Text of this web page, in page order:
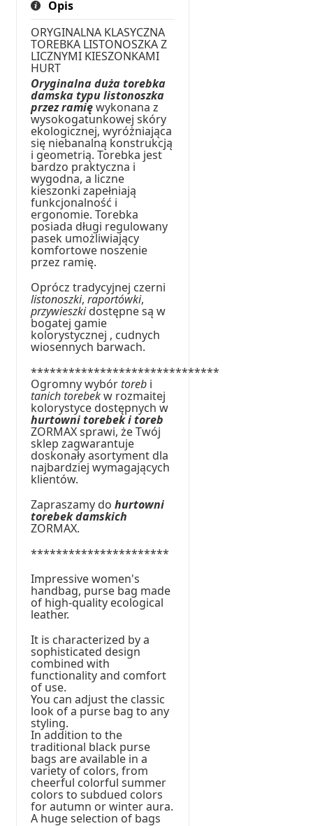
Opis
ORYGINALNA KLASYCZNA
TOREBKA LISTONOSZKA Z
LICZNYMI KIESZONKAMI
HURT
Oryginalna duża torebka
damska typu listonoszka
przez ramięwykonana z
wysokogatunkowej skóry
ekologicznej, wyróżniająca
się niebanalną konstrukcją
i geometrią. Torebka jest
bardzo praktyczna i
wygodna, a liczne
kieszonki zapełniają
funkcjonalność i
ergonomie. Torebka
posiada długi regulowany
pasek umożliwiający
komfortowe noszenie
przez ramię.
Oprócz tradycyjnej czerni
listonoszki,raportówki,
przywieszkidostępne są w
bogatej gamie
kolorystycznej , cudnych
wiosennych barwach.
******************************
Ogromny wybór toreb i
tanich torebekw rozmaitej
kolorystyce dostępnych w
hurtowni torebek i toreb
ZORMAX sprawi, że Twój
sklep zagwarantuje
doskonały asortyment dla
najbardziej wymagających
klientów.
Zapraszamy dohurtowni
torebek damskich
ZORMAX.
**********************
Impressive women's
handbag, purse bag made
of high-quality ecological
leather.
It is characterized by a
sophisticated design
combined with
functionality and comfort
of use.
You can adjust the classic
look of a purse bag to any
styling.
In addition to the
traditional black purse
bags are available in a
variety of colors, from
cheerful colorful summer
colors to subdued colors
for autumn or winter aura.
A huge selection of bags